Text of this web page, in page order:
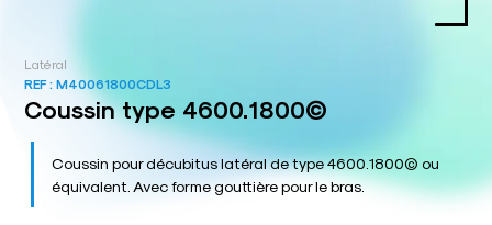
Latéral
REF :M40061800CDL3
Coussin type 4600.1800©
Coussin pour décubitus latéral de type 4600.1800© ou
équivalent. Avec forme gouttière pour le bras.